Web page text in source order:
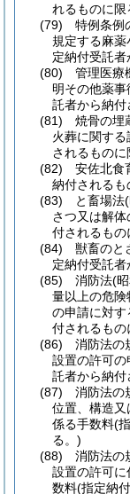
れるものに限
(79)
特例条例
規定する麻
定納付受託
(80)
管理医療
明その他薬
託者から納
(81)
焼骨の埋
火葬に関す
されるものに
(82)
安佐北食
納付されるも
(83)
と畜場法
さつ又は解
付されるもの
(84)
獣畜のと
定納付受託
(85)
消防法(
量以上の危
の申請に対
付されるもの
(86)
消防法の
設置の許可
託者から納
(87)
消防法の
位置、構造又
係る手数料(
る。)
(88)
消防法の
設置の許可
数料(指定納